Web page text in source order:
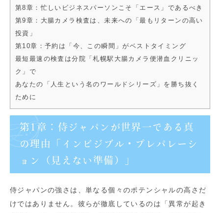
第8章：忙しいビジネスパーソンこそ「エース」であるべき
第9章：大腸カメラ検査は、未来への「最もリターンの高い
投資」
第10章：予約は「今、この瞬間」がベストタイミング
最短最速の検査は分院「札幌駅大腸カメラ便潜血クリニッ
ク」で
あなたの「人生という名のワールドシリーズ」を勝ち抜く
ために
第1章：侍ジャパンが世界一である真
の理由「インビジブル・プレパレーシ
ョン（見えない準備）」
侍ジャパンの強さは、単なる個々のポテンシャルの高さだ
けではありません。彼らが徹底しているのは「異常が起き